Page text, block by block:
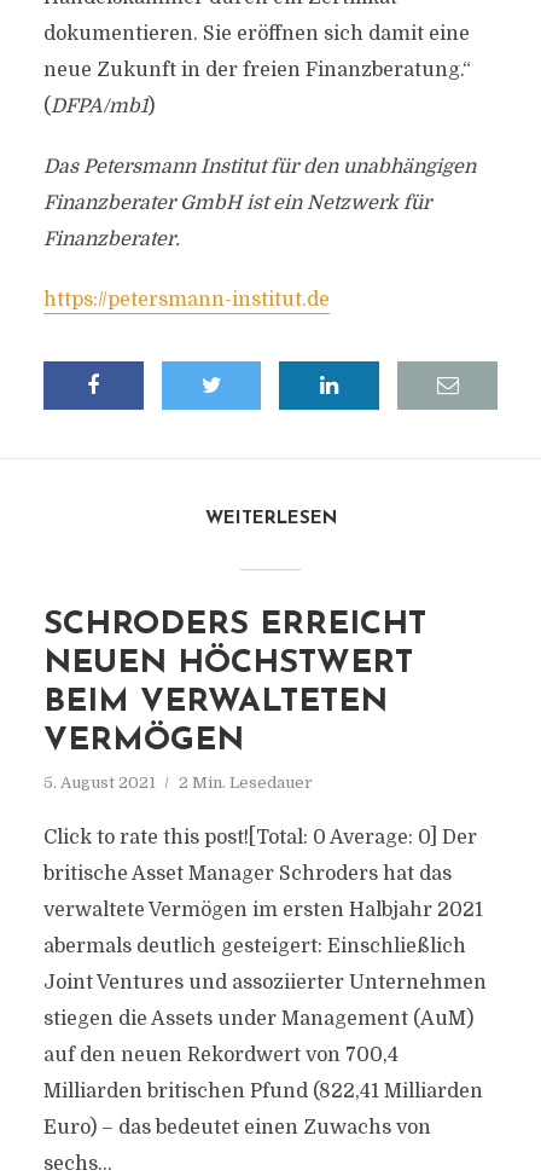
dokumentieren. Sie eröffnen sich damit eine
neue Zukunft in der freien Finanzberatung.“
(DFPA/mb1)
Das Petersmann Institut für den unabhängigen
Finanzberater GmbH ist ein Netzwerk für
Finanzberater.
https://petersmann-institut.de
WEITERLESEN
SCHRODERS ERREICHT
NEUEN HÖCHSTWERT
BEIM VERWALTETEN
VERMÖGEN
5. August 2021 2 Min. Lesedauer
Click to rate this post![Total: 0 Average: 0] Der
britische Asset Manager Schroders hat das
verwaltete Vermögen im ersten Halbjahr 2021
abermals deutlich gesteigert: Einschließlich
Joint Ventures und assoziierter Unternehmen
stiegen die Assets under Management (AuM)
auf den neuen Rekordwert von 700,4
Milliarden britischen Pfund (822,41 Milliarden
Euro) – das bedeutet einen Zuwachs von
sechs...